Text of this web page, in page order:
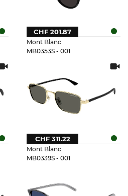
Mont Blanc
MB0353S - 001
CHF 201.87
Mont Blanc
MB0339S - 001
CHF 311.22